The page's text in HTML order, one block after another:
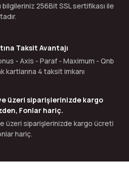
bilgileriniz 256Bit SSL sertifikası ile
Taksit Avantajı
- Axis - Paraf - Maximum - Qnb
kartlarına 4 taksit imkanı
üzeri siparişlerinizde kargo
Fonlar hariç.
üzeri siparişlerinizde kargo ücreti
hariç.